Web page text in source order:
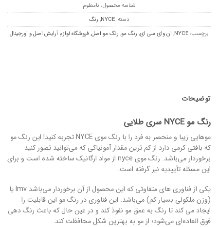
شناسه محصول: نامعلوم
دسته:NYCE
, رنگ
برچسب: NYCE
, ان وای سی ای, رنگ مو, رنگ مو اصل, فروشگاه لوازم آرایش اصل و اورجینال
توضیحات
رنگ مو NYCE سری طلایی
موهایی زیبا و منحصر به فرد را با رنگ موی NYCE تجربه کنید! این رنگ مو
که بافتی کرمی دارد از کم ترین مقدار آمونیاکی که می‌توانید تصور کنید
برخوردار می‌باشد. رنگ موی nyce از مواد ارگانیک ساخته شده است و برای
این مسئله تأییدیه نیز گرفته است.
یکی از فناوری های متفاوتی که این محصول از آن برخوردار می‌باشد lmv یا
(وزن ملکولی بسیار کم) می‌باشد. این فناوری در رنگ مو این قابلیت را
ایجاد می کند تا رنگ به عمق مو نفوذ کند و در عین حال که باعث رنگ دهی
فوق العاده‌ای می‌شود؛ از مو به بهترین شکل محافظت کند.